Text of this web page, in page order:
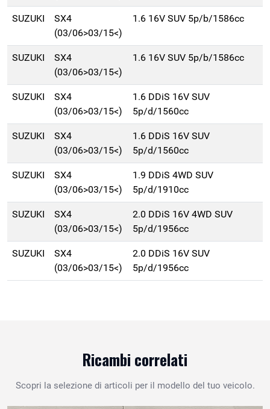
SUZUKI
SX4
(03/06>03/15<)
1.6 16V SUV 5p/b/1586cc
SUZUKI
SX4
(03/06>03/15<)
1.6 16V SUV 5p/b/1586cc
SUZUKI
SX4
(03/06>03/15<)
1.6 DDiS 16V SUV
5p/d/1560cc
SUZUKI
SX4
(03/06>03/15<)
1.6 DDiS 16V SUV
5p/d/1560cc
SUZUKI
SX4
(03/06>03/15<)
1.9 DDiS 4WD SUV
5p/d/1910cc
SUZUKI
SX4
(03/06>03/15<)
2.0 DDiS 16V 4WD SUV
5p/d/1956cc
SUZUKI
SX4
(03/06>03/15<)
2.0 DDiS 16V SUV
5p/d/1956cc
Ricambi correlati
Scopri la selezione di articoli per il modello del tuo veicolo.